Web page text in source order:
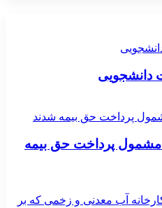
روستاییان مشمول پرداخت حق بیمه